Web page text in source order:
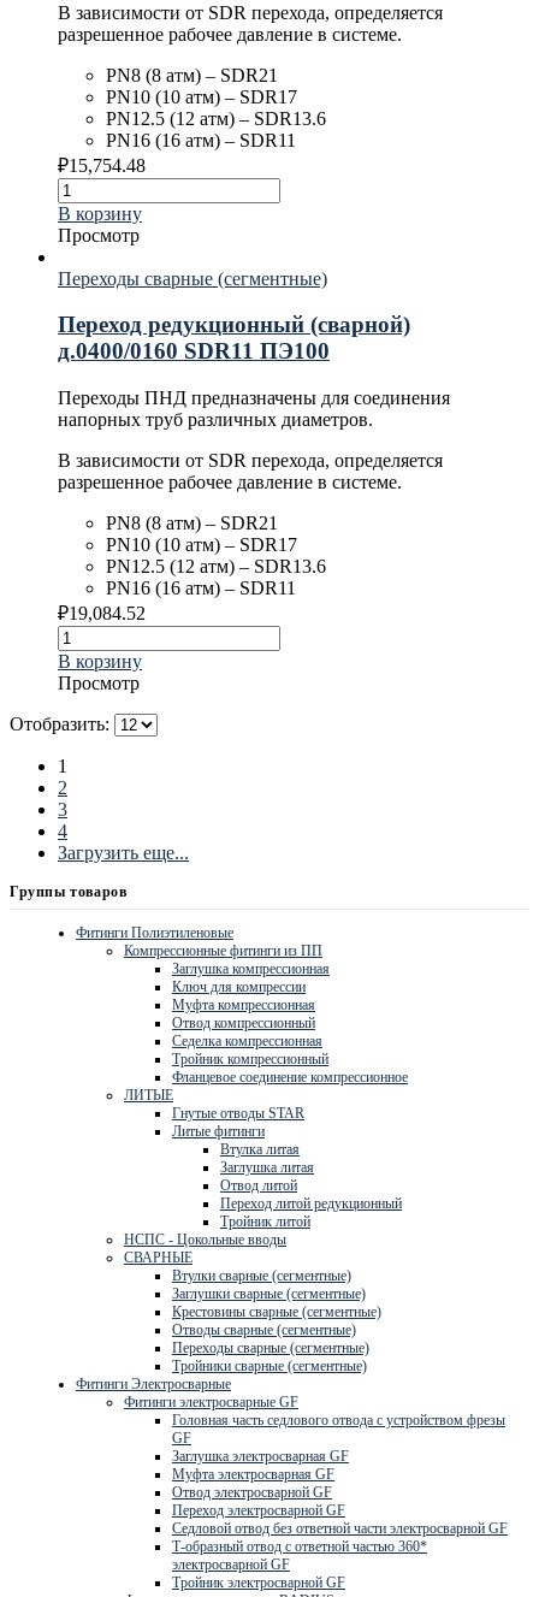
В зависимости от SDR перехода, определяется
разрешенное рабочее давление в системе.
PN8 (8 атм) – SDR21
PN10 (10 атм) – SDR17
PN12.5 (12 атм) – SDR13.6
PN16 (16 атм) – SDR11
₽15,754.48
В корзину
Просмотр
Переходы сварные (сегментные)
Переход редукционный (сварной)
д.0400/0160 SDR11 ПЭ100
Переходы ПНД предназначены для соединения
напорных труб различных диаметров.
В зависимости от SDR перехода, определяется
разрешенное рабочее давление в системе.
PN8 (8 атм) – SDR21
PN10 (10 атм) – SDR17
PN12.5 (12 атм) – SDR13.6
PN16 (16 атм) – SDR11
₽19,084.52
В корзину
Просмотр
Отобразить:
1
2
3
4
Загрузить еще...
Группы товаров
Фитинги Полиэтиленовые
Компрессионные фитинги из ПП
Заглушка компрессионная
Ключ для компрессии
Муфта компрессионная
Отвод компрессионный
Седелка компрессионная
Тройник компрессионный
Фланцевое соединение компрессионное
ЛИТЫЕ
Гнутые отводы STAR
Литые фитинги
Втулка литая
Заглушка литая
Отвод литой
Переход литой редукционный
Тройник литой
НСПС - Цокольные вводы
СВАРНЫЕ
Втулки сварные (сегментные)
Заглушки сварные (сегментные)
Крестовины сварные (сегментные)
Отводы сварные (сегментные)
Переходы сварные (сегментные)
Тройники сварные (сегментные)
Фитинги Электросварные
Фитинги электросварные GF
Головная часть седлового отвода с устройством фрезы
GF
Заглушка электросварная GF
Муфта электросварная GF
Отвод электросварной GF
Переход электросварной GF
Седловой отвод без ответной части электросварной GF
Т-образный отвод с ответной частью 360*
электросварной GF
Тройник электросварной GF